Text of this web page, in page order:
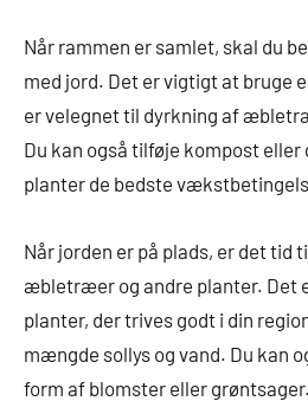
Når rammen er samlet, skal du
med jord. Det er vigtigt at bruge
er velegnet til dyrkning af
Du kan også tilføje kompost eller
planter de bedste
Når jorden er på plads, er det tid
æbletræer og andre planter. Det
planter, der trives godt i din
mængde sollys og vand. Du kan
form af blomster eller grøntsager.